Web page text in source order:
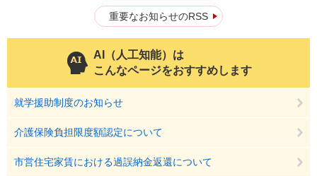
重要なお知らせのRSS
AI（人工知能）は
こんなページをおすすめします
就学援助制度のお知らせ
介護保険負担限度額認定について
市営住宅家賃における過誤納金返還について